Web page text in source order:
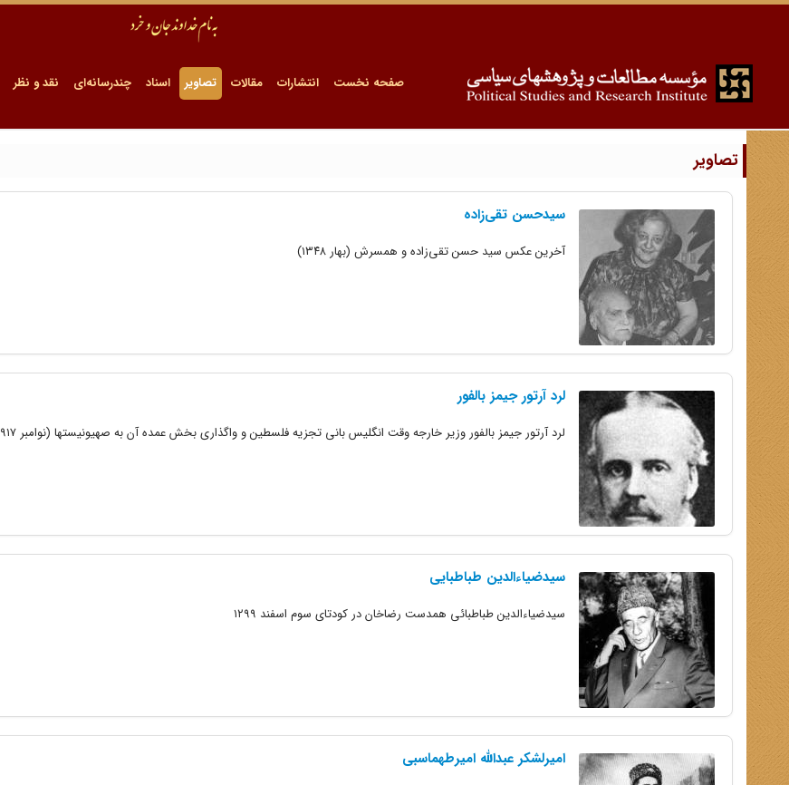
صفحه نخست انتشارات مقالات تصاویر اسناد چندرسانه‌ای نقد و نظر
تصاویر
سید‌حسن تقی‌زاده
آخرین عکس سید حسن تقی‌زاده و همسرش (بهار ۱۳۴۸)
لرد آرتور جیمز بالفور
لرد آرتور جیمز بالفور وزیر خارجه وقت انگلیس بانی تجزیه فلسطین و واگذاری بخش عمده آن به صهیونیستها (نوامبر ۱۹۱۷)
سیدضیاءالدین طباطبایی
سید‌ضیاءالدین طباطبائی همدست رضاخان در کودتای سوم اسفند ۱۲۹۹
امیرلشکر عبدالله امیرطهماسبی